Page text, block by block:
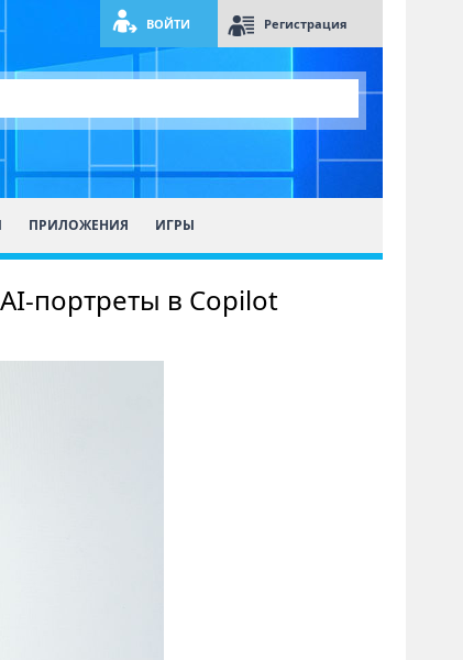
ВОЙТИ Регистрация
ПРИЛОЖЕНИЯ ИГРЫ
портреты в Copilot